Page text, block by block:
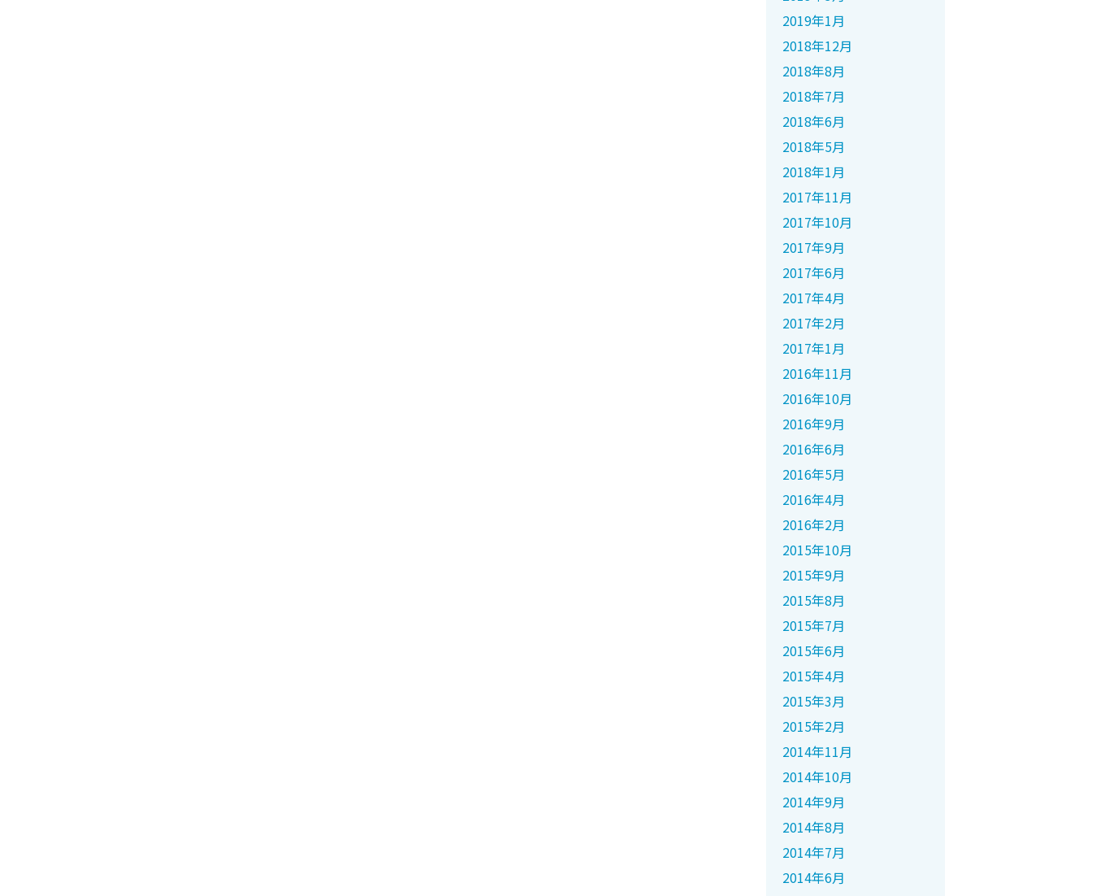
2019年1月
2018年12月
2018年8月
2018年7月
2018年6月
2018年5月
2018年1月
2017年11月
2017年10月
2017年9月
2017年6月
2017年4月
2017年2月
2017年1月
2016年11月
2016年10月
2016年9月
2016年6月
2016年5月
2016年4月
2016年2月
2015年10月
2015年9月
2015年8月
2015年7月
2015年6月
2015年4月
2015年3月
2015年2月
2014年11月
2014年10月
2014年9月
2014年8月
2014年7月
2014年6月